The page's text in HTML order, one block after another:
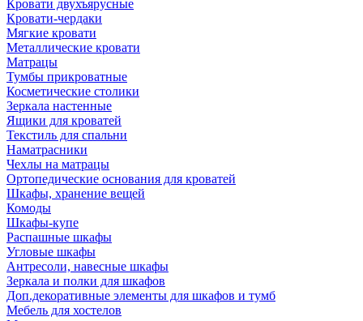
Кровати двухъярусные
Кровати-чердаки
Мягкие кровати
Металлические кровати
Матрацы
Тумбы прикроватные
Косметические столики
Зеркала настенные
Ящики для кроватей
Текстиль для спальни
Наматрасники
Чехлы на матрацы
Ортопедические основания для кроватей
Шкафы, хранение вещей
Комоды
Шкафы-купе
Распашные шкафы
Угловые шкафы
Антресоли, навесные шкафы
Зеркала и полки для шкафов
Доп.декоративные элементы для шкафов и тумб
Мебель для хостелов